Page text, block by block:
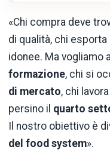
«Chi compra deve
di qualità, chi
idonee. Ma vogliamo
formazione, chi si
di mercato, chi lavora
persino il quarto
Il nostro obiettivo è
del food system».